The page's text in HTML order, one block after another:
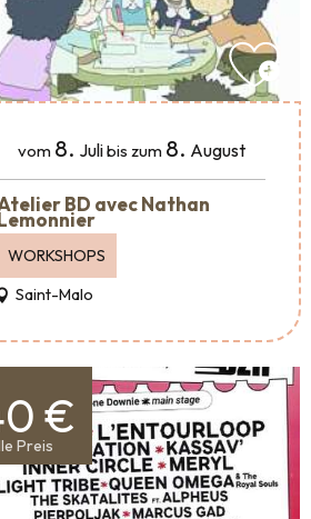
vom 8. Julibis zum 8. August
BD avec Nathan
WORKSHOPS
Saint-Malo
€
Preis